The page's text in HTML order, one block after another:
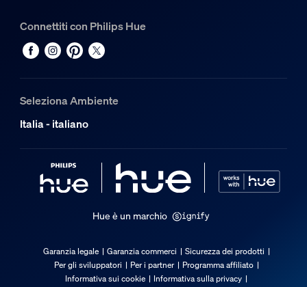
Connettiti con Philips Hue
Seleziona Ambiente
Italia - italiano
Hue è un marchio
Garanzia legale Garanzia commerci
Sicurezza dei prodotti
Per gli sviluppatori
Per i partner
Programma affiliato
Informativa sui cookie
Informativa sulla privacy